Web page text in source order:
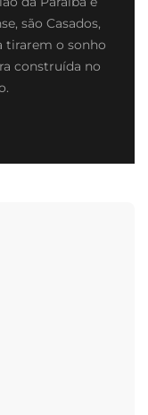
são Casados,
tirarem o sonho
construída no